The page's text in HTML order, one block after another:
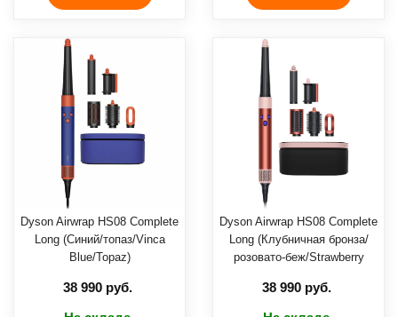
Dyson Airwrap HS08 Complete
Long (Синий/топаз/Vinca
Blue/Topaz)
38 990 руб.
Dyson Airwrap HS08 Complete
Long (Клубничная бронза/
розовато-беж/Strawberry
38 990 руб.